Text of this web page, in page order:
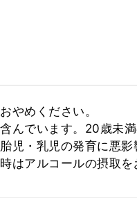
やめください。
んでいます。20歳未
児・乳児の発育に悪影
はアルコールの摂取を